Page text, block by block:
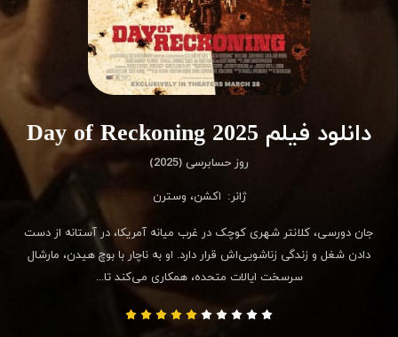
دانلود فیلم Day of Reckoning 2025
روز حسابرسی (2025)
ژانر: اکشن، وسترن
جان دورسی، کلانتر شهری کوچک در غرب میانه آمریکا، در آستانه از دست
دادن شغل و زندگی زناشویی‌اش قرار دارد. او به ناچار با بوچ هیدن، مارشال
سرسخت ایالات متحده، همکاری می‌کند تا...